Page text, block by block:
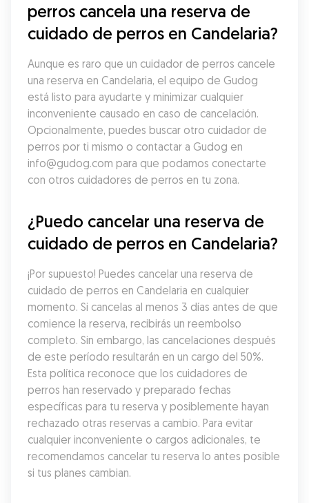
perros cancela una reserva de
cuidado de perros en Candelaria?
Aunque es raro que un cuidador de perros cancele
una reserva en Candelaria, el equipo de Gudog
está listo para ayudarte y minimizar cualquier
inconveniente causado en caso de cancelación.
Opcionalmente, puedes buscar otro cuidador de
perros por ti mismo o contactar a Gudog en
info@gudog.com para que podamos conectarte
con otros cuidadores de perros en tu zona.
¿Puedo cancelar una reserva de
cuidado de perros en Candelaria?
¡Por supuesto! Puedes cancelar una reserva de
cuidado de perros en Candelaria en cualquier
momento. Si cancelas al menos 3 días antes de que
comience la reserva, recibirás un reembolso
completo. Sin embargo, las cancelaciones después
de este período resultarán en un cargo del 50%.
Esta política reconoce que los cuidadores de
perros han reservado y preparado fechas
específicas para tu reserva y posiblemente hayan
rechazado otras reservas a cambio. Para evitar
cualquier inconveniente o cargos adicionales, te
recomendamos cancelar tu reserva lo antes posible
si tus planes cambian.